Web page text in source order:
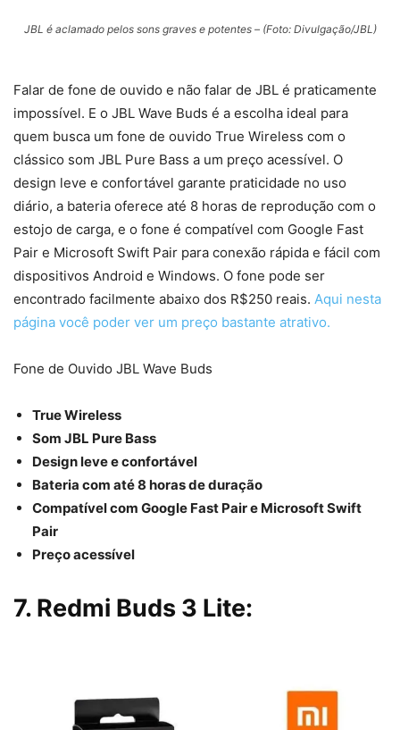
JBL é aclamado pelos sons graves e potentes – (Foto: Divulgação/JBL)
Falar de fone de ouvido e não falar de JBL é praticamente
impossível. E o JBL Wave Buds é a escolha ideal para
quem busca um fone de ouvido True Wireless com o
clássico som JBL Pure Bass a um preço acessível. O
design leve e confortável garante praticidade no uso
diário, a bateria oferece até 8 horas de reprodução com o
estojo de carga, e o fone é compatível com Google Fast
Pair e Microsoft Swift Pair para conexão rápida e fácil com
dispositivos Android e Windows. O fone pode ser
encontrado facilmente abaixo dos R$250 reais. Aqui nesta
página você poder ver um preço bastante atrativo.
Fone de Ouvido JBL Wave Buds
True Wireless
Som JBL Pure Bass
Design leve e confortável
Bateria com até 8 horas de duração
Compatível com Google Fast Pair e Microsoft Swift
Pair
Preço acessível
7. Redmi Buds 3 Lite: